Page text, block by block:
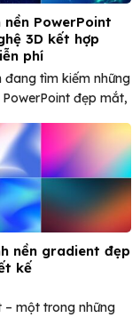
nền PowerPoint
3D kết hợp
phí
đang tìm kiếm những
PowerPoint đẹp mắt,
nền gradient đẹp
kế
– một trong những